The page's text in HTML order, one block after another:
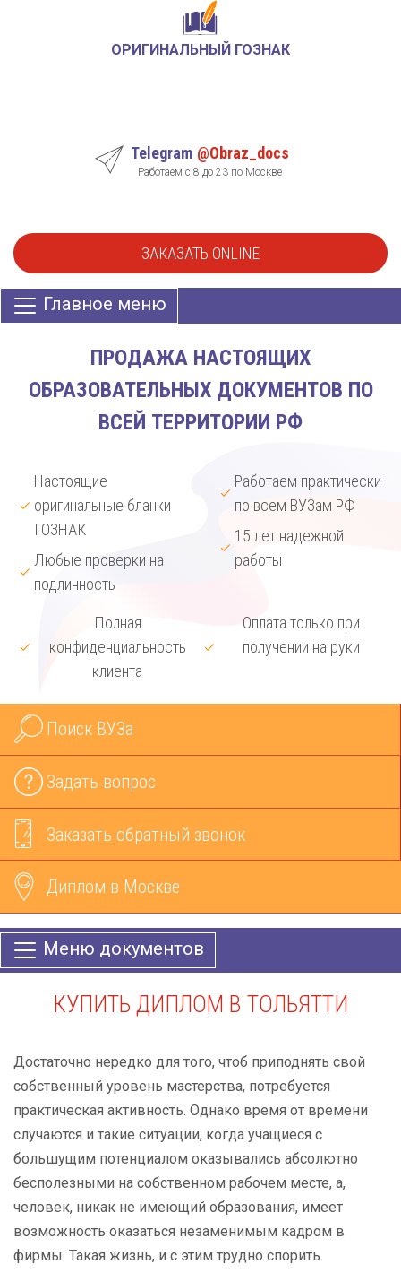
ОРИГИНАЛЬНЫЙ ГОЗНАК
Telegram @Obraz_docs
Работаем с 8 до 23 по Москве
ЗАКАЗАТЬ ONLINE
Главное меню
ПРОДАЖА НАСТОЯЩИХ
ОБРАЗОВАТЕЛЬНЫХ ДОКУМЕНТОВ ПО
ВСЕЙ ТЕРРИТОРИИ РФ
Настоящие
оригинальные бланки
ГОЗНАК
Любые проверки на
подлинность
Работаем практически
по всем ВУЗам РФ
15 лет надежной
работы
Полная
конфиденциальность
клиента
Оплата только при
получении на руки
Поиск ВУЗа
Задать вопрос
Заказать обратный звонок
Диплом в Москве
Меню документов
КУПИТЬ ДИПЛОМ В ТОЛЬЯТТИ
Достаточно нередко для того, чтоб приподнять свой
собственный уровень мастерства, потребуется
практическая активность. Однако время от времени
случаются и такие ситуации, когда учащиеся с
большущим потенциалом оказывались абсолютно
бесполезными на собственном рабочем месте, а,
человек, никак не имеющий образования, имеет
возможность оказаться незаменимым кадром в
фирмы. Такая жизнь, и с этим трудно спорить.